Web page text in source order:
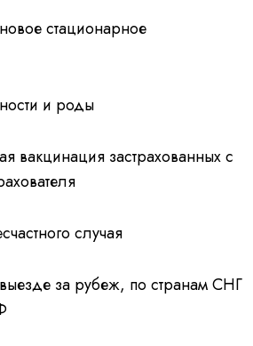
стационарное
и роды
вакцинация застрахованных с
случая
за рубеж, по странам СНГ